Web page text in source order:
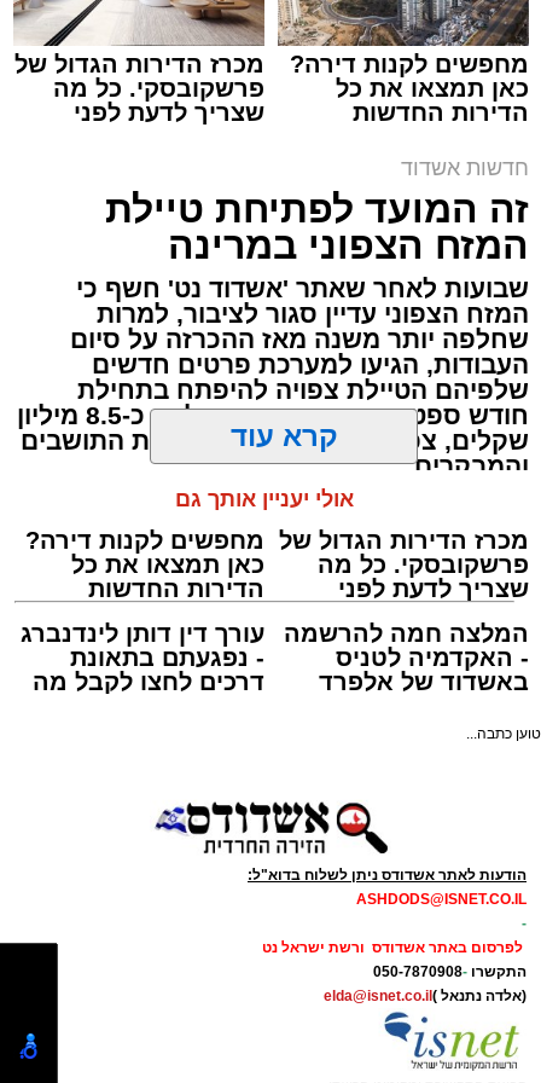
תגים:אשדוד, שוק
עיריית אשדוד הודיעה היום על שינוי חד-פעמי
במועד קיום שוק הים בשבוע הבא, זאת לקראת
פתיחתו של פסטיבל "חלון לים התיכון" המסורתי.
הפסטיבל, שצפוי למשוך אליו קהל רב, יתקיים
בימים רביעי וחמישי,13-12 באוגוסט
. בשל
ההיערכות הלוגיסטית המורכבת והצורך בשמירה
על הסדר והבטיחות באזור, הוחלט להקדים את
פעילות השוק השבועית.
לפיכך, שוק הים יתקיים ביום שני,10 באוגוסט
במקום במועדו המקורי ביום רביעי. הציבור הרחב
והסוחרים מתבקשים להיערך בהתאם לשינוי
בלוחות הזמנים.
מעוניינים להגיב? לדווח ? צרו איתנו קשר במייל -
מחפשים לקנות דירה?
כאן תמצאו את כל
הדירות החדשות
מכרז הדירות הגדול של
פרשקובסקי. כל מה
שצריך לדעת לפני
חדשות אשדוד
זה המועד לפתיחת טיילת
המזח הצפוני במרינה
שבועות לאחר שאתר 'אשדוד נט' חשף כי
המזח הצפוני עדיין סגור לציבור, למרות
שחלפה יותר משנה מאז ההכרזה על סיום
העבודות, הגיעו למערכת פרטים חדשים
שלפיהם הטיילת צפויה להיפתח בתחילת
חודש ספטמבר. הפרויקט, שעלותו כ-8.5 מיליון
שקלים, צפוי סוף סוף לעמוד לרשות התושבים
והמבקרים
קרא עוד
אולי יעניין אותך גם
שצריך לדעת לפני
שמגישים הצעה לדירה
הדירות החדשות
למכירה באשדוד >>>
המלצה חמה להרשמה
- האקדמיה לטניס
באשדוד של אלפרד
דרכים לחצו לקבל מה